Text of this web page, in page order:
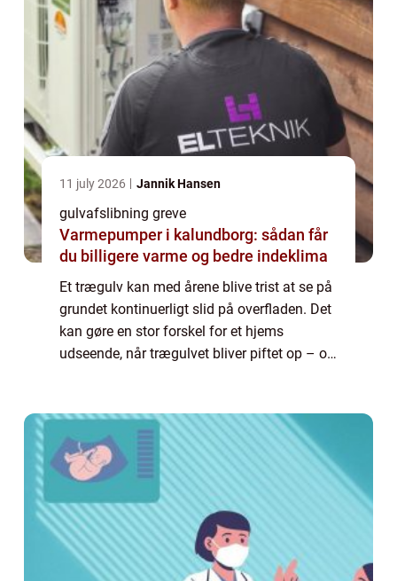
11 july 2026 Jannik Hansen
gulvafslibning greve
Varmepumper i kalundborg: sådan får
du billigere varme og bedre indeklima
Et trægulv kan med årene blive trist at se på
grundet kontinuerligt slid på overfladen. Det
kan gøre en stor forskel for et hjems
udseende, når trægulvet bliver piftet op – og